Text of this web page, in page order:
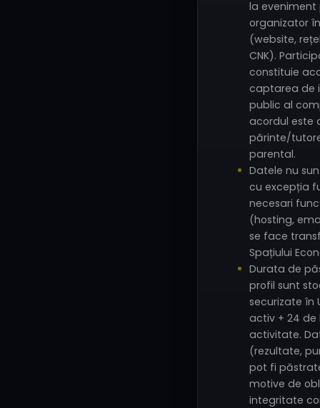
la
organizator
(website,
CNK).
constituie
captarea de
public al
acordul este
părinte/
parental.
Datele nu
cu excepția
necesari
(hosting,
se face
Spațiului
Durata de
profil sunt
securizate în
activ + 24
activitate.
(rezultate,
pot fi
motive de
integritate